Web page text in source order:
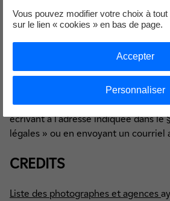
mise en demeure préalable, tout
texte, image, graphique qui
Dans l'hypothèse où vous
contenus du site (texte, image…),
l'autorisation écrite, expresse et
écrivant à l'adresse indiquée dans le
légales » ou en envoyant un courriel
CREDITS
Liste des photographes et agences
Vous pouvez modifier votre choix à
sur le lien « cookies » en bas de page.
Personnaliser
Accepter